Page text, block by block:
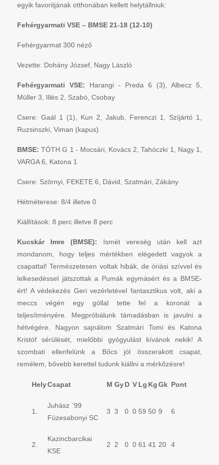
egyik favoritjának otthonában kellett helytállniuk:
Fehérgyarmati VSE – BMSE 21-18 (12-10)
Fehérgyarmat 300 néző
Vezette: Dohány József, Nagy László
Fehérgyarmati VSE: Harangi - Preda 6 (3), Albecz 5,
Müller 3, Illés 2, Szabó, Csobay
Csere: Gaál 1 (1), Kun 2, Jakub, Ferenczi 1, Szíjártó 1,
Ruzsinszki, Viman (kapus)
BMSE: TÓTH G 1 - Mocsári, Kovács 2, Tahóczki 1, Nagy 1,
VARGA 6, Katona 1
Csere: Szörnyi, FEKETE 6, Dávid, Szatmári, Zákány
Hétméterese: 8/4 illetve 0
Kiállítások: 8 perc illetve 8 perc
Kucskár Imre (BMSE): Ismét vereség után kell azt
mondanom, hogy teljes mértékben elégedett vagyok a
csapattal! Természetesen voltak hibák, de óriási szívvel és
lelkesedéssel játszottak a Pumák egymásért és a BMSE-
ért! A védekezés Geri vezérletével fantasztikus volt, aki a
meccs végén egy góllal tette fel a koronát a
teljesítményére. Megpróbálunk támadásban is javulni a
hétvégére. Nagyon sajnálom Szatmári Tomi és Katona
Kristóf sérülését, mielőbbi gyógyulást kívánok nekik! A
szombati ellenfelünk a Bőcs jól összerakott csapat,
remélem, bővebb kerettel tudunk kiállni a mérkőzésre!
HelyCsapat M Gy D V Lg KgGk Pont
1.
Juhász `99
Füzesabonyi SC
3 3 0 0 59 50 9 6
2.
Kazincbarcikai
KSE
2 2 0 0 61 41 20 4